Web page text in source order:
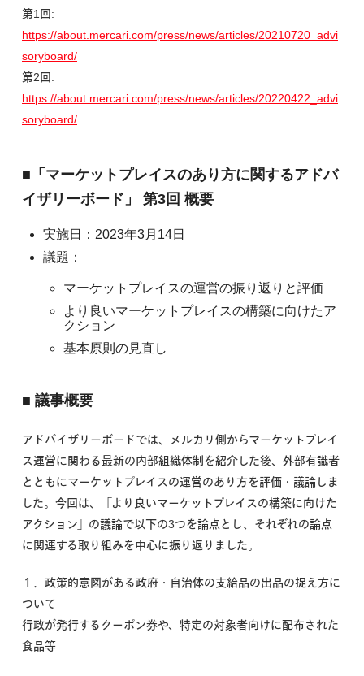
第1回:
https://about.mercari.com/press/news/articles/20210720_advi
soryboard/
第2回:
https://about.mercari.com/press/news/articles/20220422_advi
soryboard/
■「マーケットプレイスのあり方に関するアドバ
イザリーボード」 第3回 概要
実施日：2023年3月14日
議題：
マーケットプレイスの運営の振り返りと評価
より良いマーケットプレイスの構築に向けたア
クション
基本原則の見直し
■ 議事概要
アドバイザリーボードでは、メルカリ側からマーケットプレイ
ス運営に関わる最新の内部組織体制を紹介した後、外部有識者
とともにマーケットプレイスの運営のあり方を評価・議論しま
した。今回は、「より良いマーケットプレイスの構築に向けた
アクション」の議論で以下の3つを論点とし、それぞれの論点
に関連する取り組みを中心に振り返りました。
１．政策的意図がある政府・自治体の支給品の出品の捉え方に
ついて
行政が発行するクーポン券や、特定の対象者向けに配布された
食品等